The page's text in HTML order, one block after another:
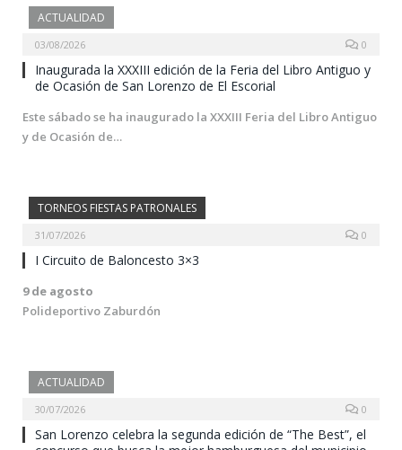
ACTUALIDAD
03/08/2026 0
Inaugurada la XXXIII edición de la Feria del Libro Antiguo y
de Ocasión de San Lorenzo de El Escorial
Este sábado se ha inaugurado la XXXIII Feria del Libro Antiguo
y de Ocasión de…
TORNEOS FIESTAS PATRONALES
31/07/2026 0
I Circuito de Baloncesto 3×3
9 de agosto
Polideportivo Zaburdón
ACTUALIDAD
30/07/2026 0
San Lorenzo celebra la segunda edición de “The Best”, el